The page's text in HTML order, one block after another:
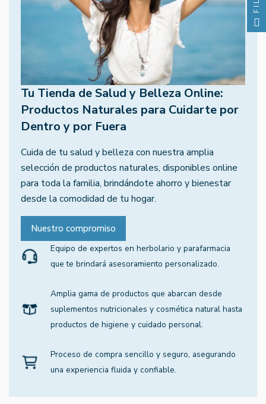
Tu Tienda de Salud y Belleza Online:
Productos Naturales para Cuidarte por
Dentro y por Fuera
Cuida de tu salud y belleza con nuestra amplia
selección de productos naturales, disponibles online
para toda la familia, brindándote ahorro y bienestar
desde la comodidad de tu hogar.
Nuestro compromiso
Equipo de expertos en herbolario y parafarmacia
que te brindará asesoramiento personalizado.
Amplia gama de productos que abarcan desde
suplementos nutricionales y cosmética natural hasta
productos de higiene y cuidado personal.
Proceso de compra sencillo y seguro, asegurando
una experiencia fluida y confiable.